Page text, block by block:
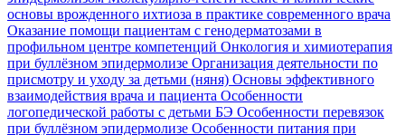
основы врожденного ихтиоза в практике современного врача
Оказание помощи пациентам с генодерматозами в
профильном центре компетенций Онкология и химиотерапия
при буллёзном эпидермолизе Организация деятельности по
присмотру и уходу за детьми (няня) Основы эффективного
взаимодействия врача и пациента Особенности
логопедической работы с детьми БЭ Особенности перевязок
при буллёзном эпидермолизе Особенности питания при